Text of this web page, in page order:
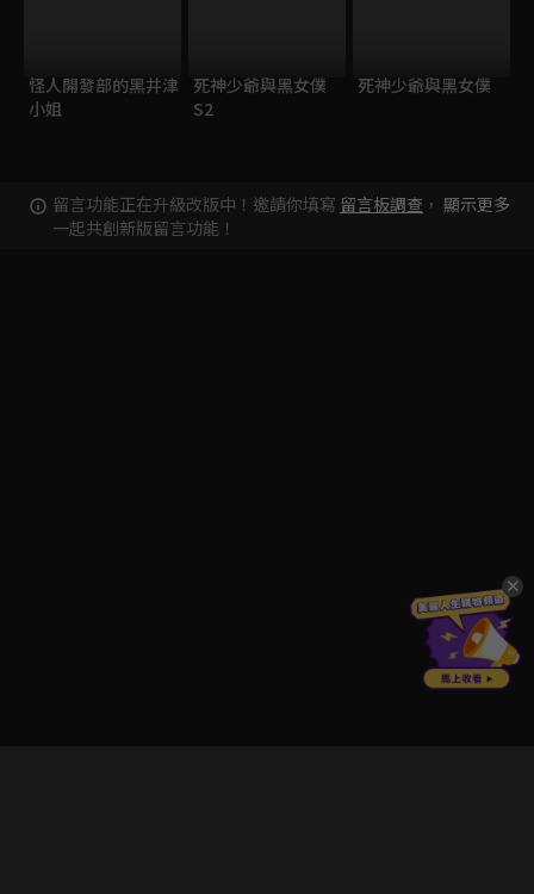
怪人開發部的黑井津
小姐
死神少爺與黑女僕
S2
死神少爺與黑女僕
留言功能正在升級改版中！邀請你填寫 留言板調查 ，
一起共創新版留言功能！
顯示更多